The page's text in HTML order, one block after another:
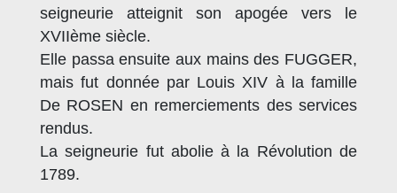
seigneurie atteignit son apogée vers le
XVIIème siècle.
Elle passa ensuite aux mains des FUGGER,
mais fut donnée par Louis XIV à la famille
De ROSEN en remerciements des services
rendus.
La seigneurie fut abolie à la Révolution de
1789.